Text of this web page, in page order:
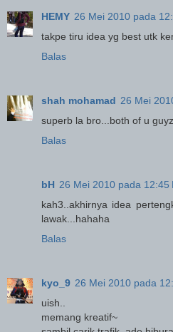
HEMY 26 Mei 2010 pada
takpe tiru idea yg best utk
Balas
shah mohamad 26 Mei
superb la bro...both of u
Balas
bH 26 Mei 2010 pada 12:45
kah3..akhirnya idea
lawak...hahaha
Balas
kyo_9 26 Mei 2010 pada
uish..
memang kreatif~